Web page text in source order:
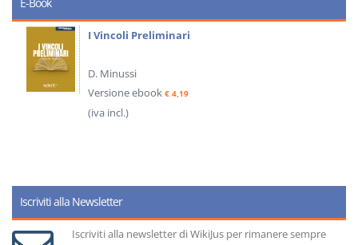
I Vincoli Preliminari
D. Minussi
Versione ebook € 4,19
(iva incl.)
Iscriviti alla Newsletter
Iscriviti alla newsletter di WikiJus per rimanere sempre